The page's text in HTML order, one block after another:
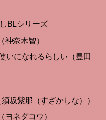
BLシリーズ
神奈木智）
いになれるらしい（豊田
坂紫那（すざかしな））
ヨネダコウ）